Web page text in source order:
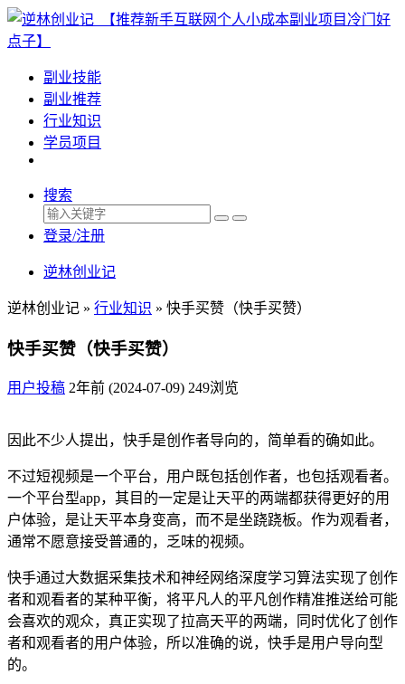
副业技能
副业推荐
行业知识
学员项目
搜索
登录/注册
逆林创业记
逆林创业记 » 行业知识 » 快手买赞（快手买赞）
快手买赞（快手买赞）
用户投稿 2年前 (2024-07-09) 249浏览
因此不少人提出，快手是创作者导向的，简单看的确如此。
不过短视频是一个平台，用户既包括创作者，也包括观看者。
一个平台型app，其目的一定是让天平的两端都获得更好的用
户体验，是让天平本身变高，而不是坐跷跷板。作为观看者，
通常不愿意接受普通的，乏味的视频。
快手通过大数据采集技术和神经网络深度学习算法实现了创作
者和观看者的某种平衡，将平凡人的平凡创作精准推送给可能
会喜欢的观众，真正实现了拉高天平的两端，同时优化了创作
者和观看者的用户体验，所以准确的说，快手是用户导向型
的。